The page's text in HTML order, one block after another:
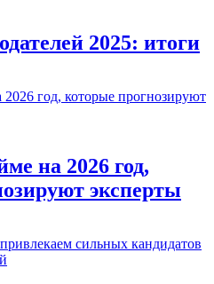
2025: итоги
на 2026 год,
эксперты